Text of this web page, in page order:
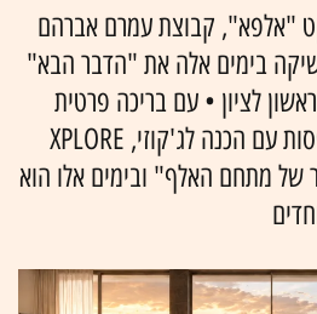
"אלפא", קבוצת עמרם אברהם
בימים אלה את "הדבר הבא"
לציון • עם בריכה פרטית
לדיירים, דירות ענק ומרפסות עם הכנה לג'קוזי, XPLORE
מתחם האלף" ובימים אלו הוא